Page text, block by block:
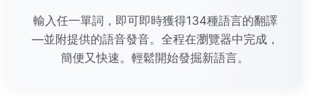
輸入任一單詞，即可即時獲得134種語言的翻譯
—並附提供的語音發音。全程在瀏覽器中完成，
簡便又快速。輕鬆開始發掘新語言。